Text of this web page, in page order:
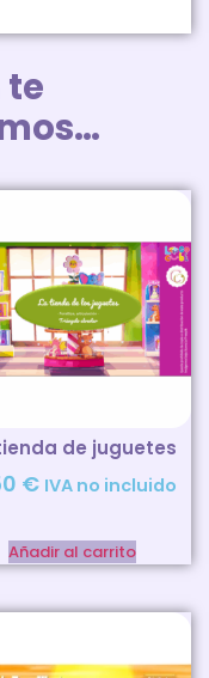
te
de juguetes
€ IVA no incluido
Añadir al carrito